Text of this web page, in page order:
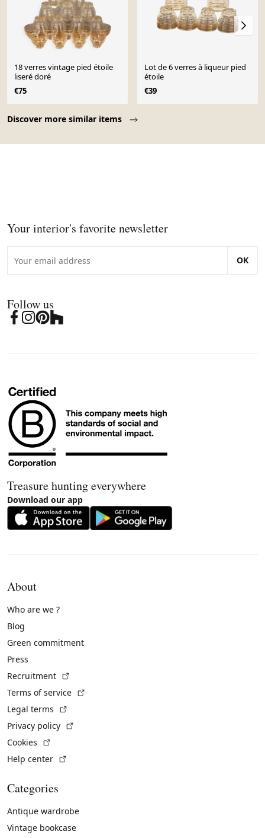
Discover more similar items
18 verres vintage pied étoile
liseré doré
€75
Lot de 6 verres à liqueur pied
étoile
€39
Your interior's favorite newsletter
OK
Follow us
Treasure hunting everywhere
Download our app
About
Who are we ?
Blog
Green commitment
Press
Recruitment
Terms of service
Legal terms
Privacy policy
Cookies
Help center
Categories
Antique wardrobe
Vintage bookcase